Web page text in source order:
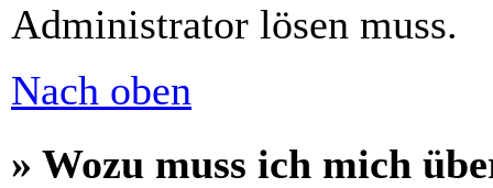
Administrator lösen muss.
Nach oben
» Wozu muss ich mich